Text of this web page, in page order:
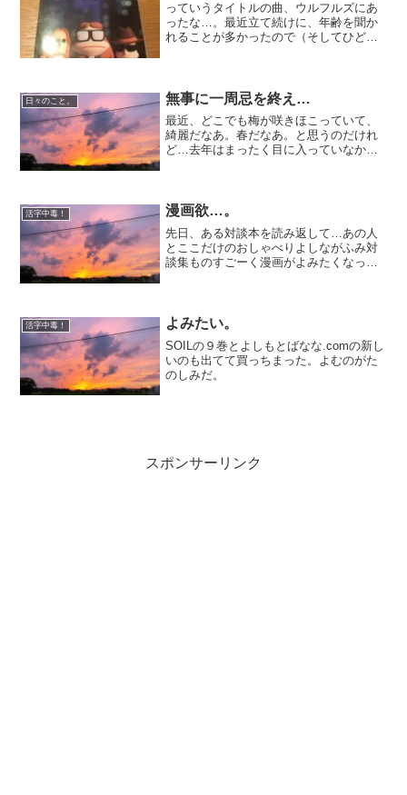
っていうタイトルの曲、ウルフルズにあ
ったな…。最近立て続けに、年齢を聞か
れることが多かったので（そしてひどく
ごく良かった。なんて...
日々のこと。 無事に一周忌を終え…
最近、どこでも梅が咲きほこっていて、
綺麗だなあ。春だなあ。と思うのだけれ
ど…去年はまったく目に入っていなかっ
日曜日、無事に一周忌の...
活字中毒！ 漫画欲…。
先日、ある対談本を読み返して…あの人
とここだけのおしゃべりよしながふみ対
談集ものすごーく漫画がよみたくなっ
みさんと、いろんなひとがひ...
活字中毒！ よみたい。
SOILの９巻とよしもとばなな.comの新し
いのも出てて買っちまった。よむのがた
のしみだ。
スポンサーリンク